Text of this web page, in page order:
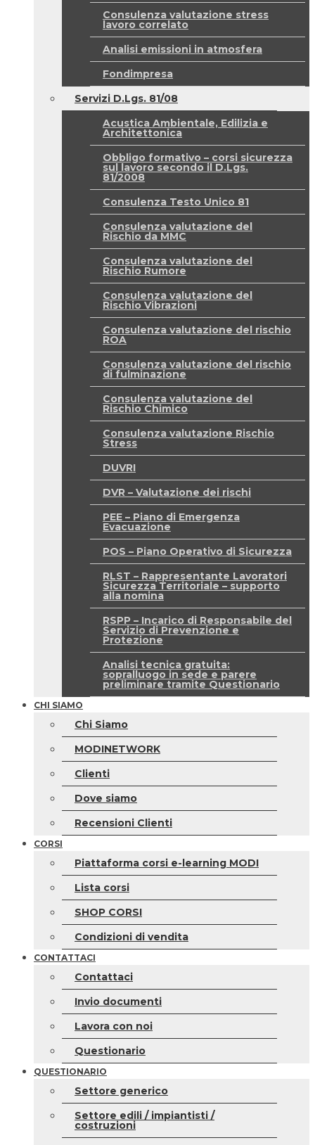
Consulenza valutazione stress
lavoro correlato
Analisi emissioni in atmosfera
Fondimpresa
Servizi D.Lgs. 81/08
Acustica Ambientale, Edilizia e
Architettonica
Obbligo formativo – corsi sicurezza
sul lavoro secondo il D.Lgs.
81/2008
Consulenza Testo Unico 81
Consulenza valutazione del
Rischio da MMC
Consulenza valutazione del
Rischio Rumore
Consulenza valutazione del
Rischio Vibrazioni
Consulenza valutazione del rischio
ROA
Consulenza valutazione del rischio
di fulminazione
Consulenza valutazione del
Rischio Chimico
Consulenza valutazione Rischio
Stress
DUVRI
DVR – Valutazione dei rischi
PEE – Piano di Emergenza
Evacuazione
POS – Piano Operativo di Sicurezza
RLST – Rappresentante Lavoratori
Sicurezza Territoriale – supporto
alla nomina
RSPP – Incarico di Responsabile del
Servizio di Prevenzione e
Protezione
Analisi tecnica gratuita:
sopralluogo in sede e parere
preliminare tramite Questionario
CHI SIAMO
Chi Siamo
MODINETWORK
Clienti
Dove siamo
Recensioni Clienti
CORSI
Piattaforma corsi e-learning MODI
Lista corsi
SHOP CORSI
Condizioni di vendita
CONTATTACI
Contattaci
Invio documenti
Lavora con noi
Questionario
QUESTIONARIO
Settore generico
Settore edili / impiantisti /
costruzioni